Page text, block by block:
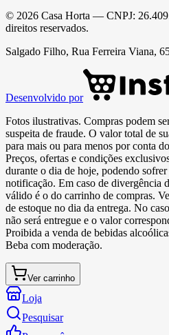
© 2026 Casa Horta — CNPJ:
direitos reservados.
Salgado Filho, Rua Ferreira Viana,
Desenvolvido por
Fotos ilustrativas. Compras podem
suspeita de fraude. O valor total de
para mais ou para menos por conta
Preços, ofertas e condições
durante o dia de hoje, podendo sofrer
notificação. Em caso de divergência
válido é o do carrinho de compras.
de estoque no dia da entrega. No
não será entregue e o valor
Proibida a venda de bebidas
Beba com moderação.
Ver carrinho
Loja
Pesquisar